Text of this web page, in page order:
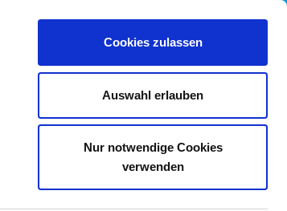
Cookies zulassen
Auswahl erlauben
Nur notwendige Cookies
verwenden
05205 742558
ONLINE SHOP